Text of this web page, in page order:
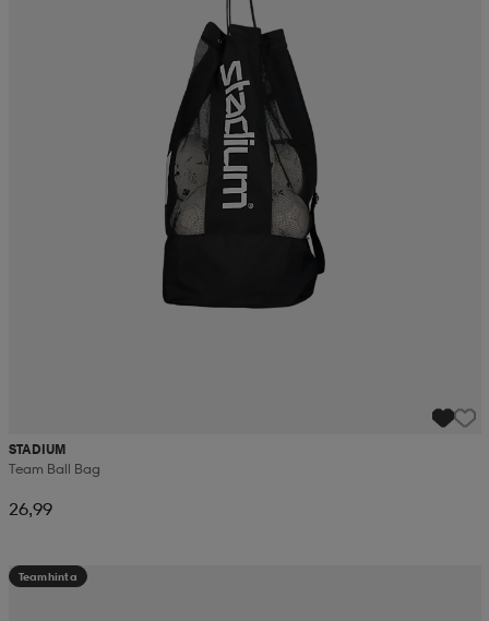
STADIUM
Team Ball Bag
26,99
Teamhinta